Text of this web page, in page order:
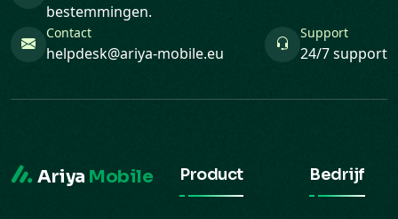
bestemmingen.
Contact
helpdesk@ariya-mobile.eu
Support
24/7 support
Ariya Mobile Product Bedrijf